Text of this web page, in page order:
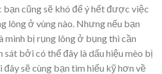
bạn cũng sẽ khó để ý hết được việc
lông ở vùng nào. Nhưng nếu bạn
mình bị rụng lông ở bụng thì cần
sát bởi có thể đây là dấu hiệu mèo bị
sẽ cùng bạn tìm hiểu kỹ hơn về